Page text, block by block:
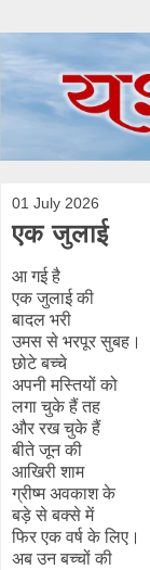
01 July 2026
एक जुलाई
आ गई है
एक जुलाई की
बादल भरी
उमस से भरपूर सुबह।
छोटे बच्चे
अपनी मस्तियों को
लगा चुके हैं तह
और रख चुके हैं
बीते जून की
आखिरी शाम
ग्रीष्म अवकाश के
बड़े से बक्से में
फिर एक वर्ष के लिए।
अब उन बच्चों की